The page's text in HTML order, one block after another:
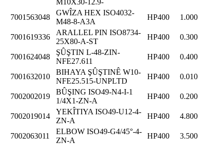
7001563048
GWÎZA HEX ISO4032-
M48-8-A3A
HP400 1.000
7001619336
ARALLEL PIN ISO8734-
25X80-A-ST
HP400 0.300
7001624048
ŞÛŞTIN L-48-ZIN-
NFE27.611
HP400 0.400
7001632010
BIHAYA ŞÛŞTINÊ W10-
NFE25.515-UNPLTD
HP400 0.010
7002002019
BÛŞING ISO49-N4-I-1
1/4X1-ZN-A
HP400 0.200
7002019014
YEKÎTIYA ISO49-U12-4-
ZN-A
HP400 4.800
7002063011
ELBOW ISO49-G4/45°-4-
ZN-A
HP400 3.500